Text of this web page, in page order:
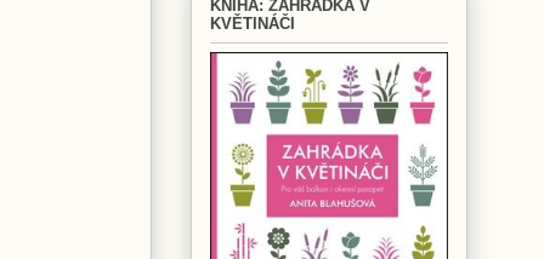
KNIHA: ZAHRÁDKA V
KVĚTINÁČI